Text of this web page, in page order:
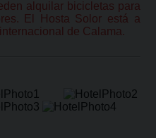
alquilar bicicletas para
El Hosta Solor está a
de Calama.